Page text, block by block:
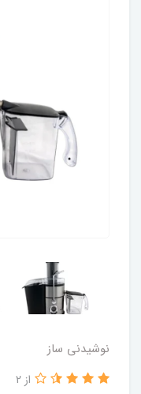
نوشیدنی ساز
از 2